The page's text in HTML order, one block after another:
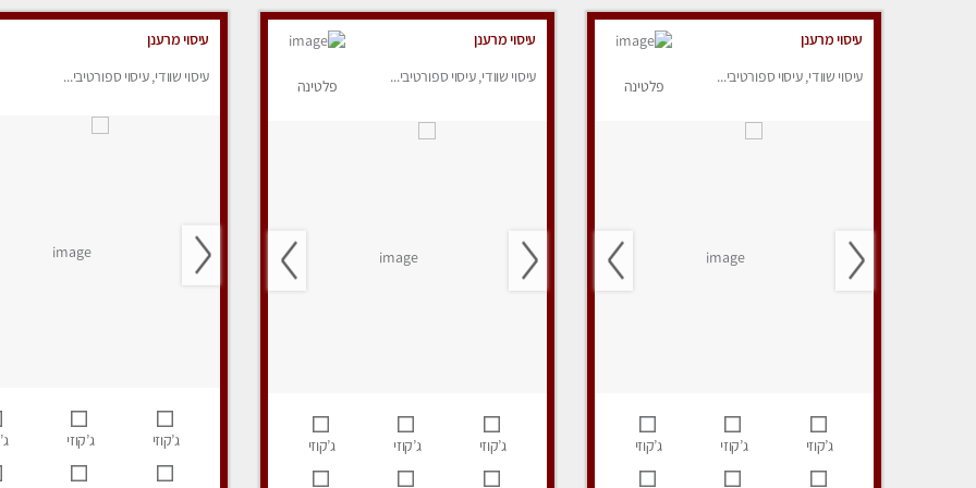
עיסוי מרענן
עיסוי שוודי, עיסוי ספורטיבי...
פלטינה
ג’קוזי ג’קוזי ג’קוזי
עיסוי מרענן
עיסוי שוודי, עיסוי ספורטיבי...
פלטינה
ג’קוזי ג’קוזי ג’קוזי
עיסוי מרענן
עיסוי שוודי, עיסוי ספורטיבי...
ג’קוזי ג’קוזי